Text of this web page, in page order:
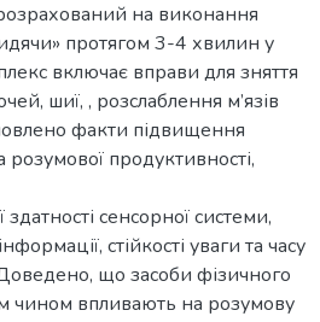
на виконання
протягом 3-4 хвилин у
включає вправи для зняття
шиї, , розслаблення м’язів
факти підвищення
розумової продуктивності,
сенсорної системи,
стійкості уваги та часу
що засоби фізичного
чином впливають на розумову